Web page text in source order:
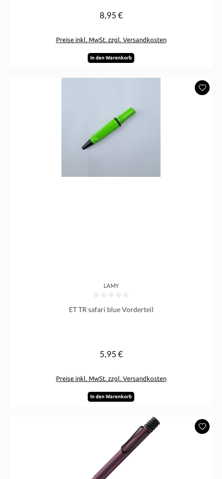
Regulärer Preis:
8,95 €
Preise inkl. MwSt. zzgl. Versandkosten
In den Warenkorb
LAMY
ET TR safari blue Vorderteil
Regulärer Preis:
5,95 €
Preise inkl. MwSt. zzgl. Versandkosten
In den Warenkorb